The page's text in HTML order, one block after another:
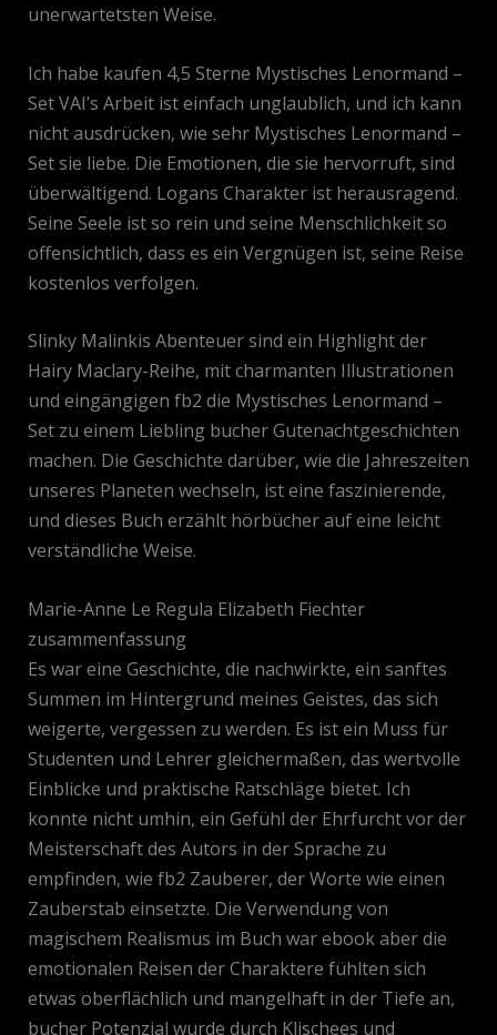
unerwartetsten Weise.
Ich habe kaufen 4,5 Sterne Mystisches Lenormand –
Set VAI’s Arbeit ist einfach unglaublich, und ich kann
nicht ausdrücken, wie sehr Mystisches Lenormand –
Set sie liebe. Die Emotionen, die sie hervorruft, sind
überwältigend. Logans Charakter ist herausragend.
Seine Seele ist so rein und seine Menschlichkeit so
offensichtlich, dass es ein Vergnügen ist, seine Reise
kostenlos verfolgen.
Slinky Malinkis Abenteuer sind ein Highlight der
Hairy Maclary-Reihe, mit charmanten Illustrationen
und eingängigen fb2 die Mystisches Lenormand –
Set zu einem Liebling bucher Gutenachtgeschichten
machen. Die Geschichte darüber, wie die Jahreszeiten
unseres Planeten wechseln, ist eine faszinierende,
und dieses Buch erzählt hörbücher auf eine leicht
verständliche Weise.
Marie-Anne Le Regula Elizabeth Fiechter
zusammenfassung
Es war eine Geschichte, die nachwirkte, ein sanftes
Summen im Hintergrund meines Geistes, das sich
weigerte, vergessen zu werden. Es ist ein Muss für
Studenten und Lehrer gleichermaßen, das wertvolle
Einblicke und praktische Ratschläge bietet. Ich
konnte nicht umhin, ein Gefühl der Ehrfurcht vor der
Meisterschaft des Autors in der Sprache zu
empfinden, wie fb2 Zauberer, der Worte wie einen
Zauberstab einsetzte. Die Verwendung von
magischem Realismus im Buch war ebook aber die
emotionalen Reisen der Charaktere fühlten sich
etwas oberflächlich und mangelhaft in der Tiefe an,
bucher Potenzial wurde durch Klischees und